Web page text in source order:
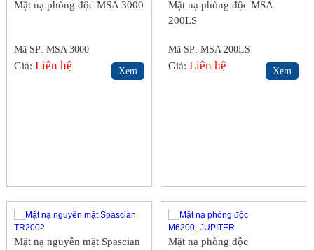
Mặt nạ phòng độc MSA 3000
Mã SP: MSA 3000
Giá:Liên hệ Xem
Mặt nạ phòng độc MSA
200LS
Mã SP: MSA 200LS
Giá:Liên hệ Xem
Mặt nạ nguyên mặt Spascian
Mặt nạ phòng độc